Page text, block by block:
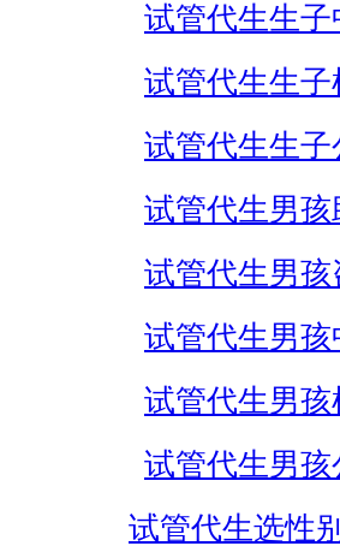
试管代生生子
试管代生生子
试管代生生子
试管代生男孩
试管代生男孩
试管代生男孩
试管代生男孩
试管代生男孩
试管代生选性